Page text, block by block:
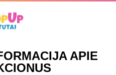
APIE